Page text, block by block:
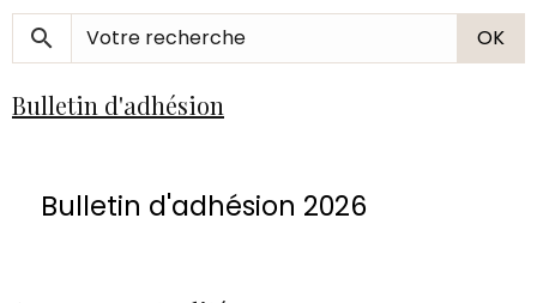
OK
Bulletin d'adhésion
Bulletin d'adhésion 2026